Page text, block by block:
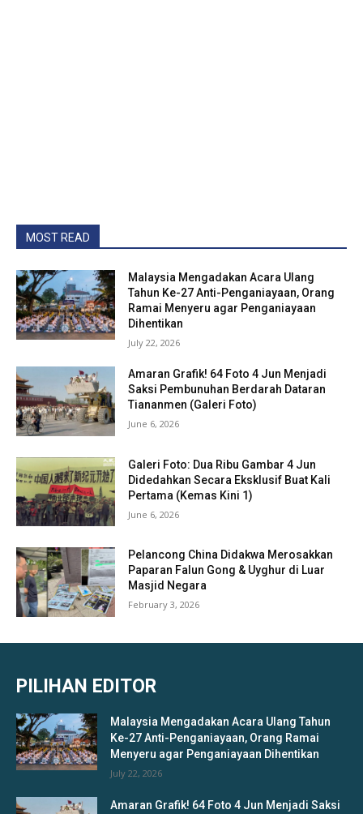
MOST READ
Malaysia Mengadakan Acara Ulang
Tahun Ke-27 Anti-Penganiayaan, Orang
Ramai Menyeru agar Penganiayaan
Dihentikan
July 22, 2026
Amaran Grafik! 64 Foto 4 Jun Menjadi
Saksi Pembunuhan Berdarah Dataran
Tiananmen (Galeri Foto)
June 6, 2026
Galeri Foto: Dua Ribu Gambar 4 Jun
Didedahkan Secara Eksklusif Buat Kali
Pertama (Kemas Kini 1)
June 6, 2026
Pelancong China Didakwa Merosakkan
Paparan Falun Gong & Uyghur di Luar
Masjid Negara
February 3, 2026
PILIHAN EDITOR
Malaysia Mengadakan Acara Ulang Tahun
Ke-27 Anti-Penganiayaan, Orang Ramai
Menyeru agar Penganiayaan Dihentikan
July 22, 2026
Amaran Grafik! 64 Foto 4 Jun Menjadi Saksi